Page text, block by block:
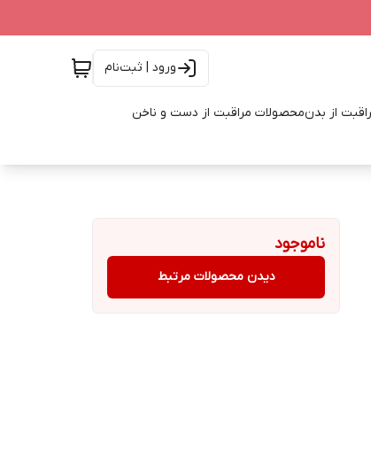
ورود | ثبت‌نام
از بدنمحصولات مراقبت از دست و ناخن
ناموجود
دیدن محصولات مرتبط